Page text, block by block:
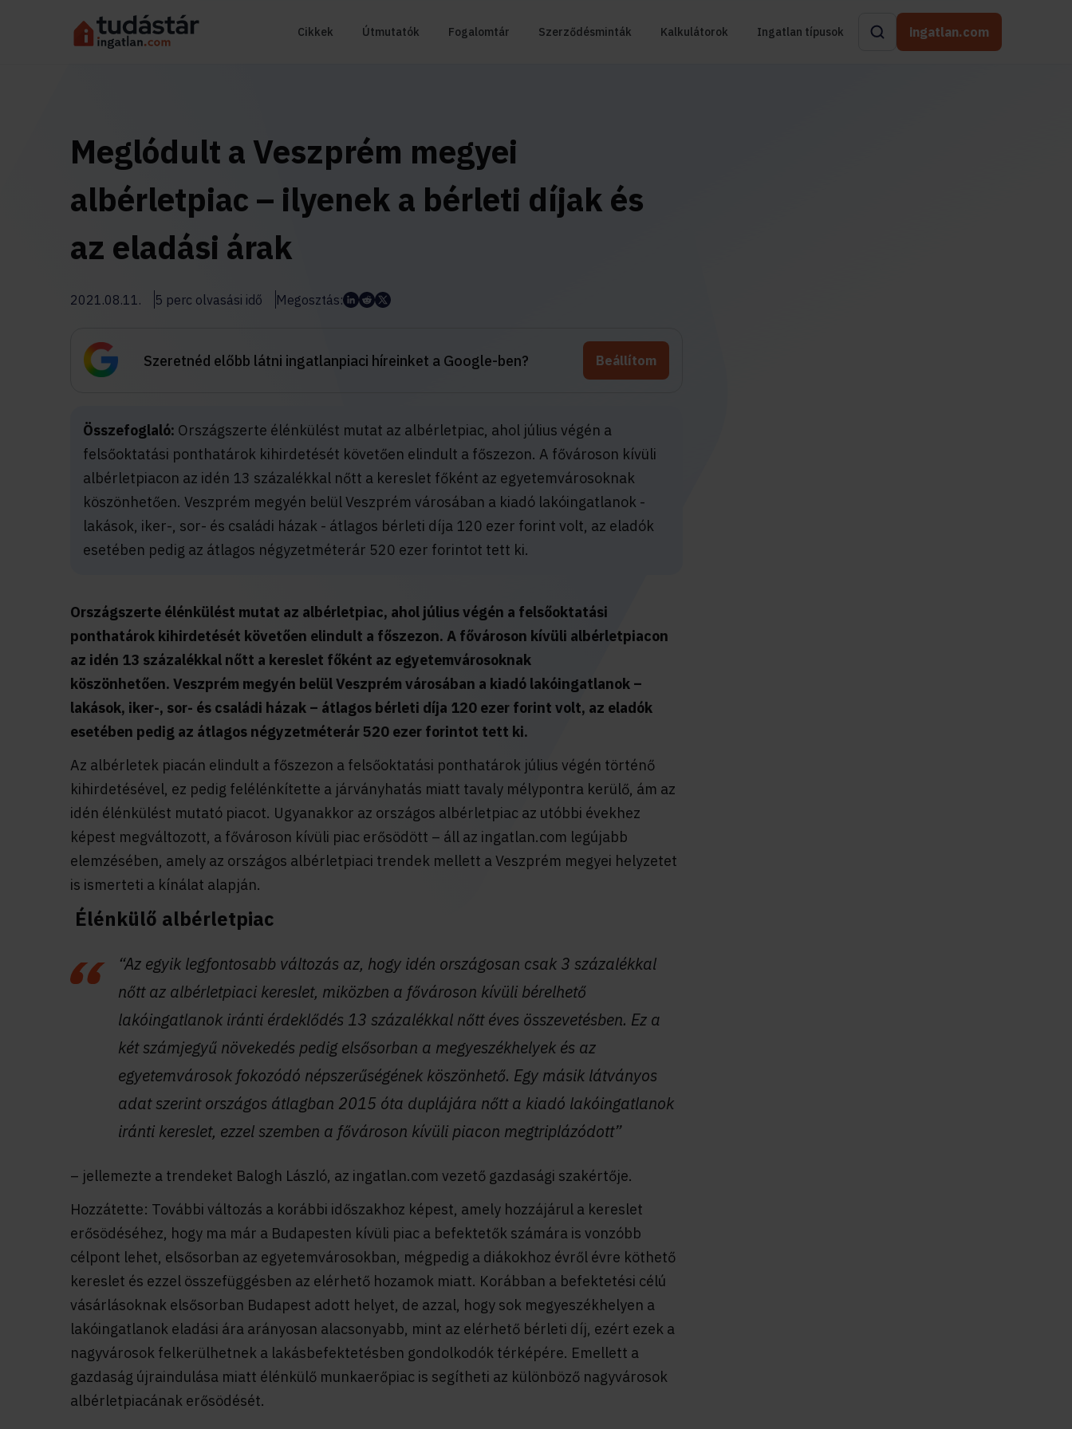
Cikkek Útmutatók Fogalomtár Szerződésminták Kalkulátorok Ingatlan típusok ingatlan.com
Meglódult a Veszprém megyei
albérletpiac – ilyenek a bérleti díjak és
az eladási árak
2021.08.11. 5 perc olvasási idő Megosztás:
Szeretnéd előbb látni ingatlanpiaci híreinket a Google-ben? Beállítom
Összefoglaló: Országszerte élénkülést mutat az albérletpiac, ahol július végén a
felsőoktatási ponthatárok kihirdetését követően elindult a főszezon. A fővároson kívüli
albérletpiacon az idén 13 százalékkal nőtt a kereslet főként az egyetemvárosoknak
köszönhetően. Veszprém megyén belül Veszprém városában a kiadó lakóingatlanok -
lakások, iker-, sor- és családi házak - átlagos bérleti díja 120 ezer forint volt, az eladók
esetében pedig az átlagos négyzetméterár 520 ezer forintot tett ki.
Országszerte élénkülést mutat az albérletpiac, ahol július végén a felsőoktatási
ponthatárok kihirdetését követően elindult a főszezon. A fővároson kívüli albérletpiacon
az idén 13 százalékkal nőtt a kereslet főként az egyetemvárosoknak
köszönhetően. Veszprém megyén belül Veszprém városában a kiadó lakóingatlanok –
lakások, iker-, sor- és családi házak – átlagos bérleti díja 120 ezer forint volt, az eladók
esetében pedig az átlagos négyzetméterár 520 ezer forintot tett ki.
Az albérletek piacán elindult a főszezon a felsőoktatási ponthatárok július végén történő
kihirdetésével, ez pedig felélénkítette a járványhatás miatt tavaly mélypontra kerülő, ám az
idén élénkülést mutató piacot. Ugyanakkor az országos albérletpiac az utóbbi évekhez
képest megváltozott, a fővároson kívüli piac erősödött – áll az ingatlan.com legújabb
elemzésében, amely az országos albérletpiaci trendek mellett a Veszprém megyei helyzetet
is ismerteti a kínálat alapján.
Élénkülő albérletpiac
“Az egyik legfontosabb változás az, hogy idén országosan csak 3 százalékkal
nőtt az albérletpiaci kereslet, miközben a fővároson kívüli bérelhető
lakóingatlanok iránti érdeklődés 13 százalékkal nőtt éves összevetésben. Ez a
két számjegyű növekedés pedig elsősorban a megyeszékhelyek és az
egyetemvárosok fokozódó népszerűségének köszönhető. Egy másik látványos
adat szerint országos átlagban 2015 óta duplájára nőtt a kiadó lakóingatlanok
iránti kereslet, ezzel szemben a fővároson kívüli piacon megtriplázódott”
– jellemezte a trendeket Balogh László, az ingatlan.com vezető gazdasági szakértője.
Hozzátette: További változás a korábbi időszakhoz képest, amely hozzájárul a kereslet
erősödéséhez, hogy ma már a Budapesten kívüli piac a befektetők számára is vonzóbb
célpont lehet, elsősorban az egyetemvárosokban, mégpedig a diákokhoz évről évre köthető
kereslet és ezzel összefüggésben az elérhető hozamok miatt. Korábban a befektetési célú
vásárlásoknak elsősorban Budapest adott helyet, de azzal, hogy sok megyeszékhelyen a
lakóingatlanok eladási ára arányosan alacsonyabb, mint az elérhető bérleti díj, ezért ezek a
nagyvárosok felkerülhetnek a lakásbefektetésben gondolkodók térképére. Emellett a
gazdaság újraindulása miatt élénkülő munkaerőpiac is segítheti az különböző nagyvárosok
albérletpiacának erősödését.